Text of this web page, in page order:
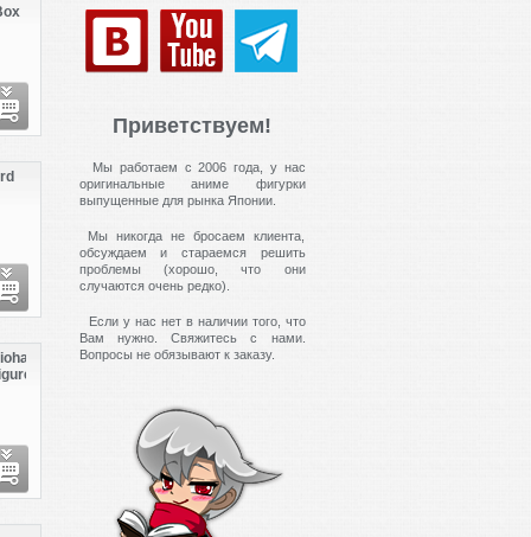
Приветствуем!
Мы работаем с 2006 года, у нас
оригинальные аниме фигурки
выпущенные для рынка Японии.
Мы никогда не бросаем клиента,
обсуждаем и стараемся решить
проблемы (хорошо, что они
случаются очень редко).
Если у нас нет в наличии того, что
Вам нужно. Свяжитесь с нами.
Вопросы не обязывают к заказу.